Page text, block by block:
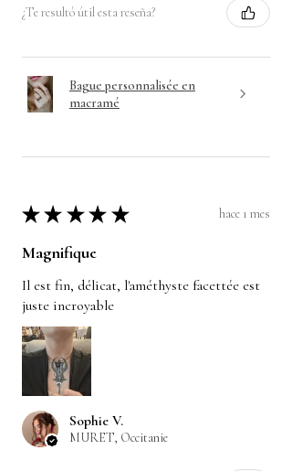
¿Te resultó útil esta reseña?
Bague personnalisée en
macramé
★ ★ ★ ★ ★ hace 1 mes
Magnifique
Il est fin, délicat, l'améthyste facettée est
juste incroyable
Sophie V.
MURET, Occitanie